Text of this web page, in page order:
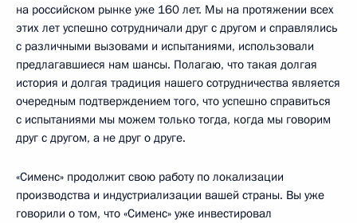
на российском рынке уже 160 лет. Мы на протяжении всех
этих лет успешно сотрудничали друг с другом и справлялись
с различными вызовами и испытаниями, использовали
предлагавшиеся нам шансы. Полагаю, что такая долгая
история и долгая традиция нашего сотрудничества является
очередным подтверждением того, что успешно справиться
с испытаниями мы можем только тогда, когда мы говорим
друг с другом, а не друг о друге.
«Сименс» продолжит свою работу по локализации
производства и индустриализации вашей страны. Вы уже
говорили о том, что «Сименс» уже инвестировал